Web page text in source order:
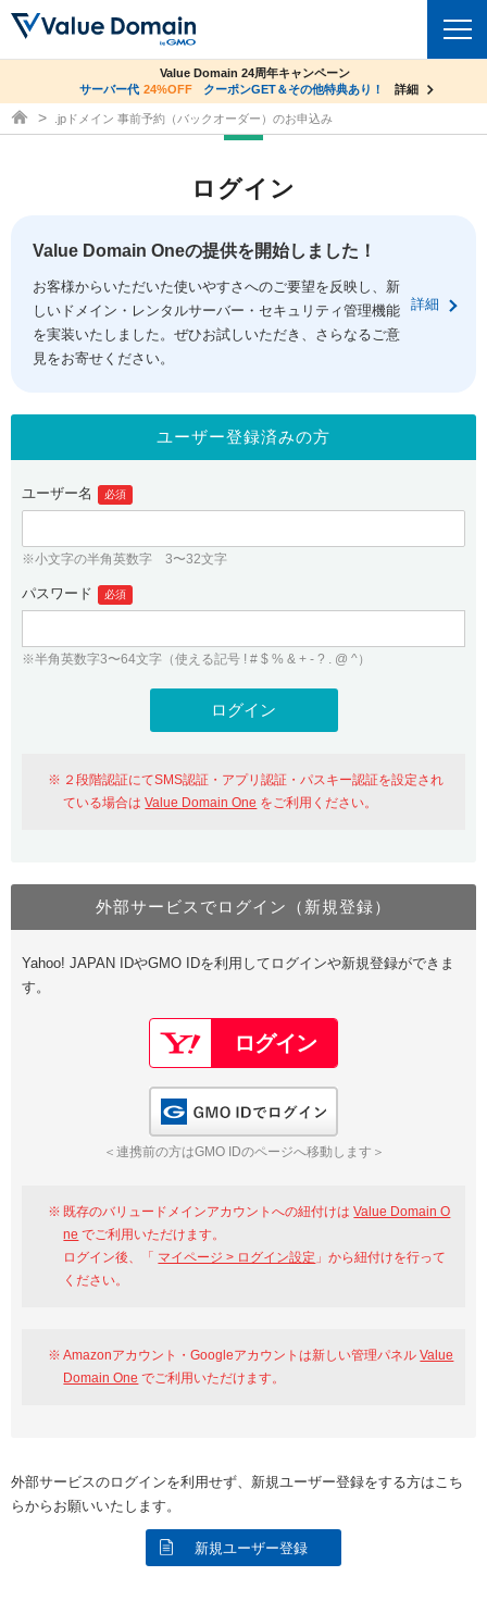
ドメイントップ
ドメイン移管
ドメイン価格一覧
ドメイン一括検索
.jpドメインオークション
gTLDオークション NEW!
.jpドメインバックオーダー
プレミアムドメイン
人気ドメインの種類
WHOIS検索
コアサーバー
バリューサーバー
XREA
セキュリティトップ
Value Domain ネットde診断
SSL証明書
サービストップ
お得意様割引
紹介制度
バリュードメインAPI
ドメイン・ホスティングOEM
facebook
ログイン
従来のバリュードメインをご利用希望の方
Value Domainにログイン
おすすめ One レンタルサーバーを含む最新の機能を使う方
Value Domain Oneにログイン
Google
GMO ID Amazon
※AmazonはValue Domain Oneのログイン画面へ遷移します
ユーザー登録
Value Domain Oneアカウント作成
以下でも登録可能
Google Yahoo!
GMO ID
co.jpドメイン✕コアサーバーV2ビジネス応援キャンペーン
サーバー料金1年間無料
詳細
Value Domain 24周年キャンペーン
サーバー代 24%OFF クーポンGET＆その他特典あり！ 詳細
ドメイン取得ならバリュードメイン
.jpドメイン 事前予約（バックオーダー）のお申込み
ログイン
Value Domain Oneの提供を開始しました！
お客様からいただいた使いやすさへのご要望を反映し、新
しいドメイン・レンタルサーバー・セキュリティ管理機能
を実装いたしました。ぜひお試しいただき、さらなるご意
見をお寄せください。
詳細
ユーザー登録済みの方
ユーザー名 必須
※小文字の半角英数字 3〜32文字
パスワード 必須
※半角英数字3〜64文字（使える記号 ! # $ % & + - ? . @ ^）
２段階認証にてSMS認証・アプリ認証・パスキー認証を設定され
ている場合はValue Domain One をご利用ください。
外部サービスでログイン（新規登録）
Yahoo! JAPAN IDやGMO IDを利用してログインや新規登録ができま
す。
＜連携前の方はGMO IDのページへ移動します＞
既存のバリュードメインアカウントへの紐付けはValue Domain O
ne でご利用いただけます。
ログイン後、「 マイページ > ログイン設定 」から紐付けを行って
ください。
Amazonアカウント・Googleアカウントは新しい管理パネルValue
Domain One でご利用いただけます。
外部サービスのログインを利用せず、新規ユーザー登録をする方はこち
らからお願いいたします。
新規ユーザー登録